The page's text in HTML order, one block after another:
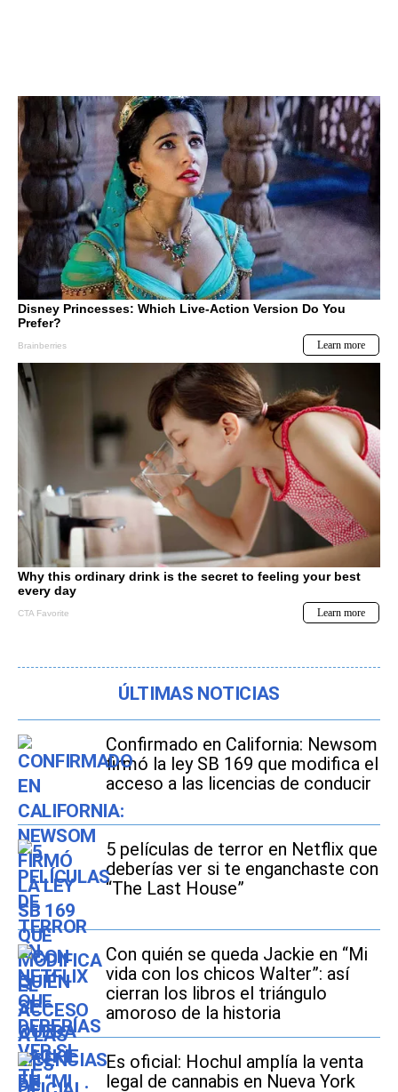
ÚLTIMAS NOTICIAS
Confirmado en California: Newsom
firmó la ley SB 169 que modifica el
acceso a las licencias de conducir
5 películas de terror en Netflix que
deberías ver si te enganchaste con
“The Last House”
Con quién se queda Jackie en “Mi
vida con los chicos Walter”: así
cierran los libros el triángulo
amoroso de la historia
Es oficial: Hochul amplía la venta
legal de cannabis en Nueva York